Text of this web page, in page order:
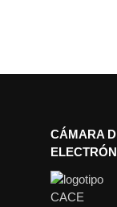
CÁMARA